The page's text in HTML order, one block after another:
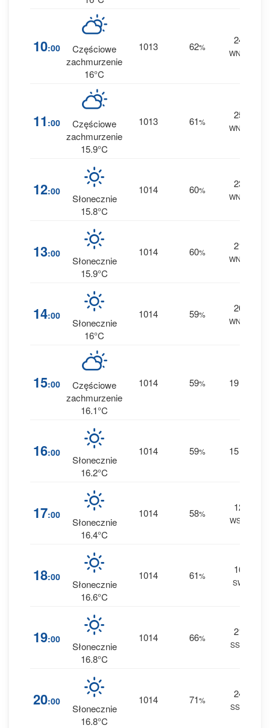
10:00
Częściowe
zachmurzenie
16°C
1013 62%
24
WNW
11 :00
Częściowe
zachmurzenie
15.9°C
1013 61%
25
WNW
12:00
Słonecznie
15.8°C
1014 60%
23
WNW
13:00
Słonecznie
15.9°C
1014 60%
21
WNW
14:00
Słonecznie
16°C
1014 59%
20
WNW
15:00
Częściowe
zachmurzenie
16.1°C
1014 59% 19
16:00
Słonecznie
16.2°C
1014 59% 15
17:00
Słonecznie
16.4°C
1014 58%
12
WSW
18:00
Słonecznie
16.6°C
1014 61%
16
SW
19:00
Słonecznie
16.8°C
1014 66%
21
SSW
20:00
Słonecznie
16.8°C
1014 71%
24
SSW